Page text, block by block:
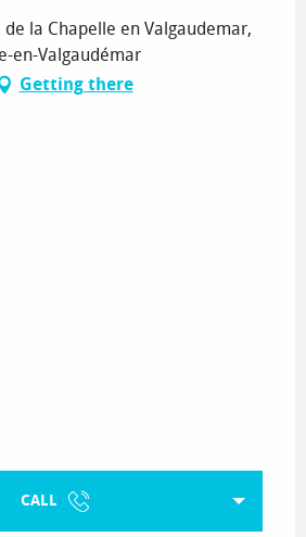
de la Chapelle en Valgaudemar,
en-Valgaudémar
Getting there
CALL